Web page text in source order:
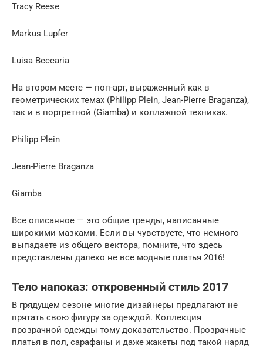
Tracy Reese
Markus Lupfer
Luisa Beccaria
На втором месте — поп-арт, выраженный как в
геометрических темах (Philipp Plein, Jean-Pierre Braganza),
так и в портретной (Giamba) и коллажной техниках.
Philipp Plein
Jean-Pierre Braganza
Giamba
Все описанное — это общие тренды, написанные
широкими мазками. Если вы чувствуете, что немного
выпадаете из общего вектора, помните, что здесь
представлены далеко не все модные платья 2016!
Тело напоказ: откровенный стиль 2017
В грядущем сезоне многие дизайнеры предлагают не
прятать свою фигуру за одеждой. Коллекция
прозрачной одежды тому доказательство. Прозрачные
платья в пол, сарафаны и даже жакеты под такой наряд